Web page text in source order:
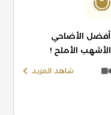
أفضل الأضاحي
الأشهب الأملح !
شاهد المزيد